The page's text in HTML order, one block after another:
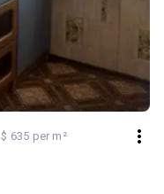
$ 635 per m²